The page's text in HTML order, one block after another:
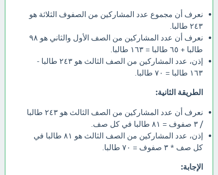
نعرف أن مجموع عدد المشاركين من الصفوف الثلاثة هو
٢٤٣ طالبا.
نعرف أن عدد المشاركين من الصف الأول والثاني هو ٩٨
طالبا + ٦٥ طالبا = ١٦٣ طالبا.
إذن، عدد المشاركين من الصف الثالث هو ٢٤٣ طالبا -
١٦٣ طالبا = ٧٠ طالبا.
الطريقة الثانية:
نعرف أن عدد المشاركين من الصف الثالث هو ٢٤٣ طالبا
/ ٣ صفوف = ٨١ طالبا في كل صف.
إذن، عدد المشاركين من الصف الثالث هو ٨١ طالبا في
كل صف * ٣ صفوف = ٧٠ طالبا.
الإجابة: